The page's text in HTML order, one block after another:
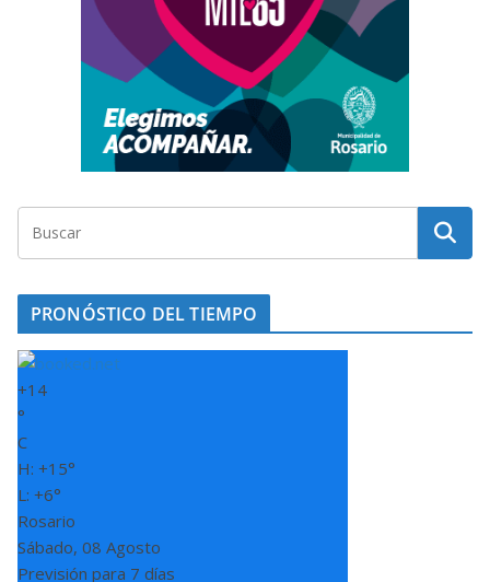
PRONÓSTICO DEL TIEMPO
+14
°
C
H: +15°
L: +6°
Rosario
Sábado, 08 Agosto
Previsión para 7 días